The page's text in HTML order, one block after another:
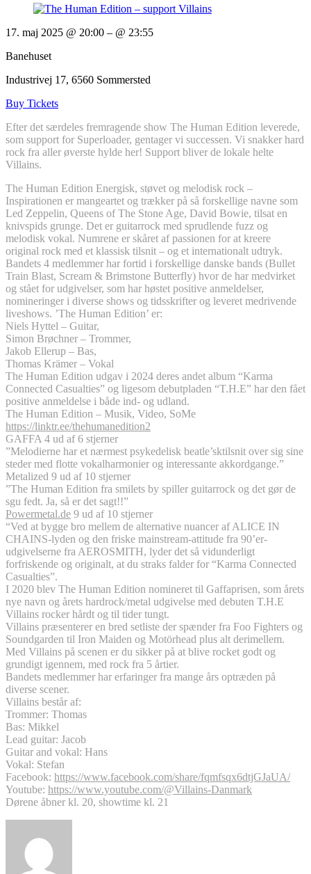
17. maj 2025 @ 20:00 – @ 23:55
Banehuset
Industrivej 17, 6560 Sommersted
Buy Tickets
Efter det særdeles fremragende show The Human Edition leverede,
som support for Superloader, gentager vi successen. Vi snakker hard
rock fra aller øverste hylde her! Support bliver de lokale helte
Villains.
The Human Edition Energisk, støvet og melodisk rock –
Inspirationen er mangeartet og trækker på så forskellige navne som
Led Zeppelin, Queens of The Stone Age, David Bowie, tilsat en
knivspids grunge. Det er guitarrock med sprudlende fuzz og
melodisk vokal. Numrene er skåret af passionen for at kreere
original rock med et klassisk tilsnit – og et internationalt udtryk.
Bandets 4 medlemmer har fortid i forskellige danske bands (Bullet
Train Blast, Scream & Brimstone Butterfly) hvor de har medvirket
og stået for udgivelser, som har høstet positive anmeldelser,
nomineringer i diverse shows og tidsskrifter og leveret medrivende
liveshows. ’The Human Edition’ er:
Niels Hyttel – Guitar,
Simon Brøchner – Trommer,
Jakob Ellerup – Bas,
Thomas Krämer – Vokal
The Human Edition udgav i 2024 deres andet album “Karma
Connected Casualties” og ligesom debutpladen “T.H.E” har den fået
positive anmeldelse i både ind- og udland.
The Human Edition – Musik, Video, SoMe
https://linktr.ee/thehumanedition2
GAFFA 4 ud af 6 stjerner
”Melodierne har et nærmest psykedelisk beatle’sktilsnit over sig sine
steder med flotte vokalharmonier og interessante akkordgange.”
Metalized 9 ud af 10 stjerner
”The Human Edition fra smilets by spiller guitarrock og det gør de
sgu fedt. Ja, så er det sagt!!”
Powermetal.de 9 ud af 10 stjerner
“Ved at bygge bro mellem de alternative nuancer af ALICE IN
CHAINS-lyden og den friske mainstream-attitude fra 90’er-
udgivelserne fra AEROSMITH, lyder det så vidunderligt
forfriskende og originalt, at du straks falder for “Karma Connected
Casualties”.
I 2020 blev The Human Edition nomineret til Gaffaprisen, som årets
nye navn og årets hardrock/metal udgivelse med debuten T.H.E
Villains rocker hårdt og til tider tungt.
Villains præsenterer en bred setliste der spænder fra Foo Fighters og
Soundgarden til Iron Maiden og Motörhead plus alt derimellem.
Med Villains på scenen er du sikker på at blive rocket godt og
grundigt igennem, med rock fra 5 årtier.
Bandets medlemmer har erfaringer fra mange års optræden på
diverse scener.
Villains består af:
Trommer: Thomas
Bas: Mikkel
Lead guitar: Jacob
Guitar and vokal: Hans
Vokal: Stefan
Facebook: https://www.facebook.com/share/fqmfsqx6dtjGJaUA/
Youtube: https://www.youtube.com/@Villains-Danmark
Dørene åbner kl. 20, showtime kl. 21